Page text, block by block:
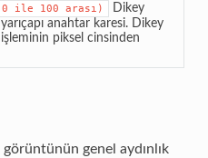
0 ile 100 arası)
Dikey
yarıçapı anahtar karesi. Dikey
işleminin piksel cinsinden
genel aydınlık